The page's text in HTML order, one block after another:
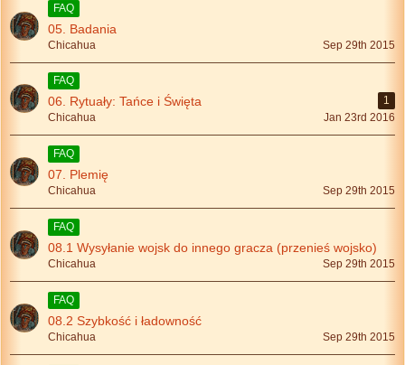
FAQ
05. Badania
Chicahua Sep 29th 2015
FAQ
06. Rytuały: Tańce i Święta
1
Chicahua
Jan 23rd 2016
FAQ
07. Plemię
Chicahua Sep 29th 2015
FAQ
08.1 Wysyłanie wojsk do innego gracza (przenieś wojsko)
Chicahua Sep 29th 2015
FAQ
08.2 Szybkość i ładowność
Chicahua Sep 29th 2015